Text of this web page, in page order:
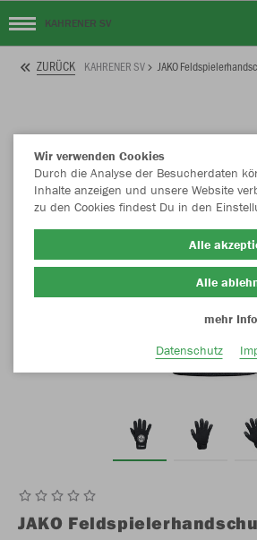
KAHRENER SV
ZURÜCK KAHRENER SV JAKO
JAKO
Wir verwenden Cookies
Durch die Analyse der Besucherdaten
Inhalte anzeigen und unsere Website
zu den Cookies findest Du in den
Alle
Alle
mehr
Datenschutz